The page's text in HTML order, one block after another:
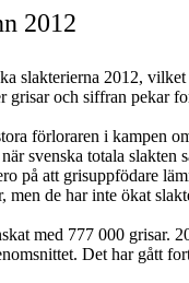
2012
slakterierna 2012,
och siffran pekar
förloraren i kampen
svenska totala
på att grisuppfödare
de har inte ökat
med 777 000 grisar.
Det har gått